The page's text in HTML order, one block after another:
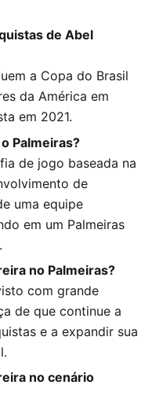
de Abel
a Copa do Brasil
da América em
em 2021.
Palmeiras?
de jogo baseada na
de
uma equipe
em um Palmeiras
no Palmeiras?
com grande
de que continue a
e a expandir sua
no cenário